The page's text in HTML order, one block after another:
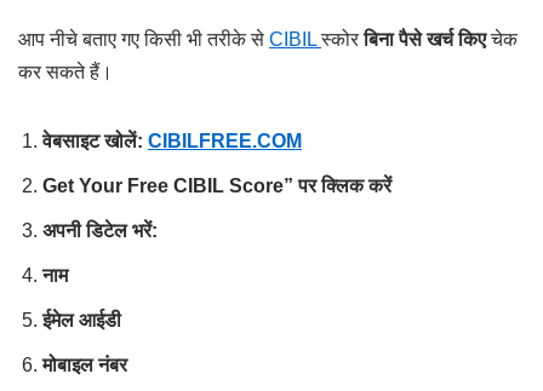
आप नीचे बताए गए किसी भी तरीके से CIBILस्कोरबिना पैसे खर्च किएचेक
कर सकते हैं।
वेबसाइट खोलें: CIBILFREE.COM
Get Your Free CIBIL Score” पर क्लिक करें
अपनी डिटेल भरें:
नाम
ईमेल आईडी
मोबाइल नंबर